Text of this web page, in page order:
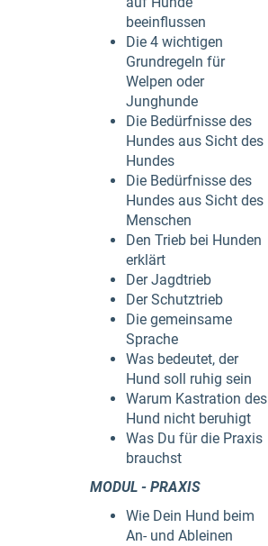
beeinflussen
Die 4 wichtigen
Grundregeln für
Welpen oder
Junghunde
Die Bedürfnisse des
Hundes aus Sicht des
Hundes
Die Bedürfnisse des
Hundes aus Sicht des
Menschen
Den Trieb bei Hunden
erklärt
Der Jagdtrieb
Der Schutztrieb
Die gemeinsame
Sprache
Was bedeutet, der
Hund soll ruhig sein
Warum Kastration des
Hund nicht beruhigt
Was Du für die Praxis
brauchst
MODUL - PRAXIS
Wie Dein Hund beim
An- und Ableinen